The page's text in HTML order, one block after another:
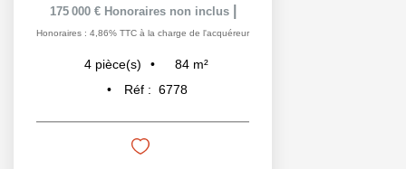
175 000 € Honoraires non inclus
Honoraires : 4,86% TTC à la charge de l'acquéreur
4 pièce(s) 84 m²
Réf : 6778